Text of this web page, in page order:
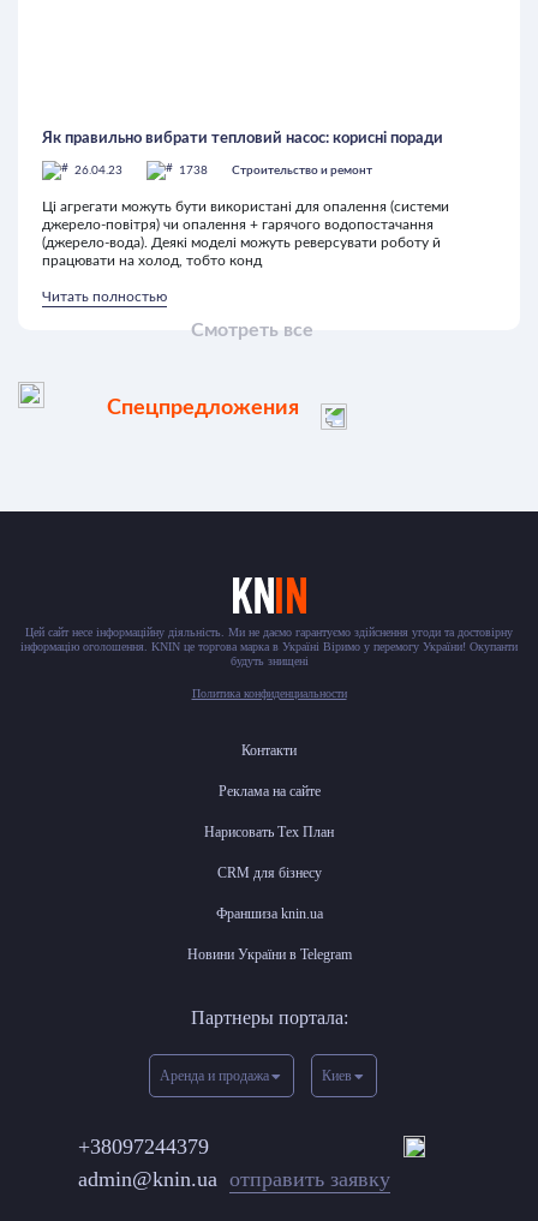
Смотреть все
Як правильно вибрати тепловий насос: корисні поради
26.04.23 1738 Строительство и ремонт
Ці агрегати можуть бути використані для опалення (системи
джерело-повітря) чи опалення + гарячого водопостачання
(джерело-вода). Деякі моделі можуть реверсувати роботу й
працювати на холод, тобто конд
Читать полностью
Спецпредложения
Цей сайт несе інформаційну діяльність. Ми не даємо гарантуємо здійснення угоди та достовірну
інформацію оголошення. KNIN це торгова марка в Україні Віримо у перемогу України! Окупанти
будуть знищені
Политика конфиденциальности
Контакти
Реклама на сайте
Нарисовать Тех План
CRM для бізнесу
Франшиза knin.ua
Новини України в Telegram
Партнеры портала:
Аренда и продажа Киев
+38097244379
admin@knin.ua отправить заявку